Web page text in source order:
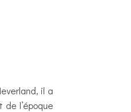
il a
l’époque